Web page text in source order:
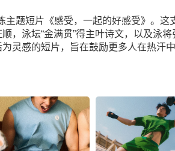
主题短片《感受，一起的好感受》。这
，泳坛“金满贯”得主叶诗文，以及泳将
灵感的短片，旨在鼓励更多人在热汗